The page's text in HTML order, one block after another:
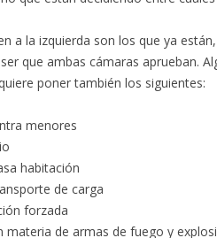
a la izquierda son los que ya
que ambas cámaras aprueban.
poner también los siguientes:
menores
habitación
de carga
forzada
materia de armas de fuego y